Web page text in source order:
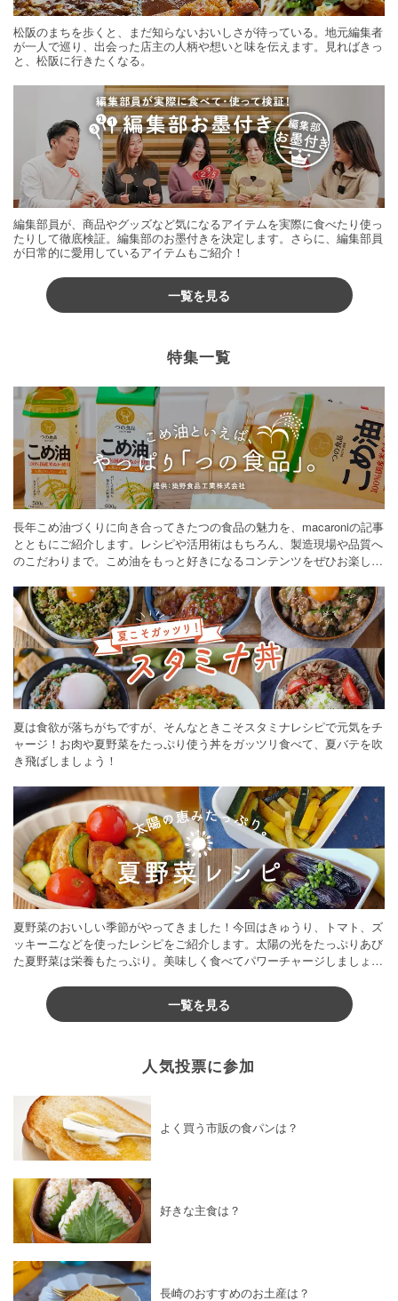
松阪のまちを歩くと、まだ知らないおいしさが待っている。地元編集者
が一人で巡り、出会った店主の人柄や想いと味を伝えます。見ればきっ
と、松阪に行きたくなる。
編集部員が、商品やグッズなど気になるアイテムを実際に食べたり使っ
たりして徹底検証。編集部のお墨付きを決定します。さらに、編集部員
が日常的に愛用しているアイテムもご紹介！
一覧を見る
特集一覧
長年こめ油づくりに向き合ってきたつの食品の魅力を、macaroniの記事
とともにご紹介します。レシピや活用術はもちろん、製造現場や品質へ
のこだわりまで。こめ油をもっと好きになるコンテンツをぜひお楽しみ
夏は食欲が落ちがちですが、そんなときこそスタミナレシピで元気をチ
ャージ！お肉や夏野菜をたっぷり使う丼をガッツリ食べて、夏バテを吹
き飛ばしましょう！
夏野菜のおいしい季節がやってきました！今回はきゅうり、トマト、ズ
ッキーニなどを使ったレシピをご紹介します。太陽の光をたっぷりあび
た夏野菜は栄養もたっぷり。美味しく食べてパワーチャージしましょう
一覧を見る
人気投票に参加
よく買う市販の食パンは？
好きな主食は？
長崎のおすすめのお土産は？